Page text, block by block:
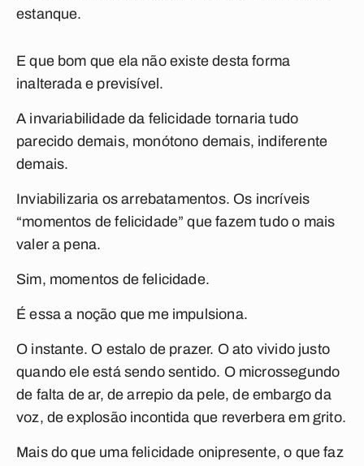
estanque.
E que bom que ela não existe desta forma
inalterada e previsível.
A invariabilidade da felicidade tornaria tudo
parecido demais, monótono demais, indiferente
demais.
Inviabilizaria os arrebatamentos. Os incríveis
“momentos de felicidade” que fazem tudo o mais
valer a pena.
Sim, momentos de felicidade.
É essa a noção que me impulsiona.
O instante. O estalo de prazer. O ato vivido justo
quando ele está sendo sentido. O microssegundo
de falta de ar, de arrepio da pele, de embargo da
voz, de explosão incontida que reverbera em grito.
Mais do que uma felicidade onipresente, o que faz